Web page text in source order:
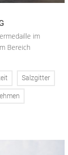
im
Bereich
Salzgitter